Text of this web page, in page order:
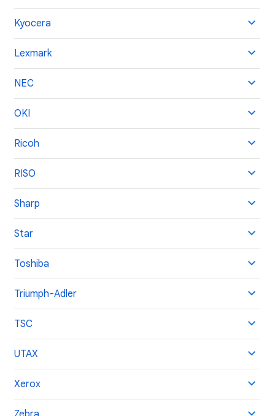
Kyocera
Lexmark
NEC
OKI
Ricoh
RISO
Sharp
Star
Toshiba
Triumph-Adler
TSC
UTAX
Xerox